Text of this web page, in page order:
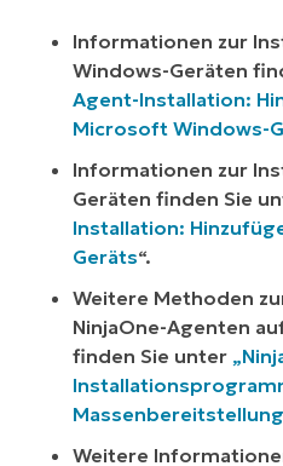
Informationen zur
Windows-Geräten
Agent-Installation:
Microsoft Windows-
Informationen zur
Geräten finden Sie
Installation:
Geräts“.
Weitere Methoden
NinjaOne-Agenten
finden Sie unter
Weitere